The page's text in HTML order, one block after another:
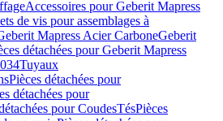
Accessoires pour Geberit Mapress
de vis pour assemblages à
Mapress Acier CarboneGeberit
détachées pour Geberit Mapress
Tuyaux
Pièces détachées pour
détachées pour
pour CoudesTésPièces